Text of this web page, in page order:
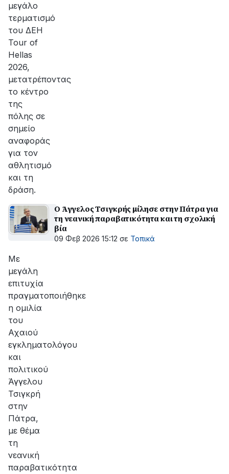
μεγάλο
τερματισμό
του ΔΕΗ
Tour of
Hellas
2026,
μετατρέποντας
το κέντρο
της
πόλης σε
σημείο
αναφοράς
για τον
αθλητισμό
και τη
δράση.
Ο Άγγελος Τσιγκρής μίλησε στην Πάτρα για
τη νεανική παραβατικότητα και τη σχολική
βία
09 Φεβ 2026 15:12 σε Τοπικά
Με
μεγάλη
επιτυχία
πραγματοποιήθηκε
η ομιλία
του
Αχαιού
εγκληματολόγου
και
πολιτικού
Άγγελου
Τσιγκρή
στην
Πάτρα,
με θέμα
τη
νεανική
παραβατικότητα